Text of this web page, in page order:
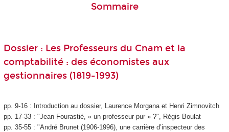
Sommaire
Dossier : Les Professeurs du Cnam et la
comptabilité : des économistes aux
gestionnaires (1819-1993)
pp. 9-16 : Introduction au dossier, Laurence Morgana et Henri Zimnovitch
pp. 17-33 : "Jean Fourastié, « un professeur pur » ?", Régis Boulat
pp. 35-55 : "André Brunet (1906-1996), une carrière d’inspecteur des